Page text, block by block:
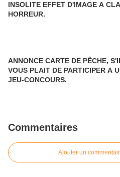
INSOLITE EFFET D'IMAGE A
HORREUR.
ANNONCE CARTE DE PÊCHE,
VOUS PLAIT DE PARTICIPER A
JEU-CONCOURS.
Commentaires
Ajouter un